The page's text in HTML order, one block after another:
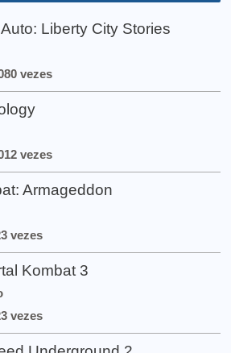
Liberty City Stories
vezes
vezes
Armageddon
vezes
Kombat 3
vezes